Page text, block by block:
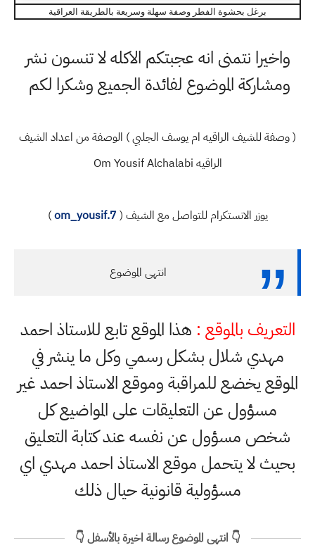
برغل بحشوة الفطر وصفة سهلة وسريعة بالطريقة العراقية
واخيرا نتمنى انه عجبتكم الاكله لا تنسون نشر
ومشاركة الموضوع لفائدة الجميع وشكرا لكم
( وصفة للشيف الراقيه ام يوسف الجلبي ) الوصفة من اعداد الشيف
الراقيه Om Yousif Alchalabi
يوزر الانستكرام للتواصل مع الشيف ( om_yousif.7
)
انتهى الموضوع
التعريف بالموقع : هذا الموقع تابع للاستاذ احمد
مهدي شلال بشكل رسمي وكل ما ينشر في
الموقع يخضع للمراقبة وموقع الاستاذ احمد غير
مسؤول عن التعليقات على المواضيع كل
شخص مسؤول عن نفسه عند كتابة التعليق
بحيث لا يتحمل موقع الاستاذ احمد مهدي اي
مسؤولية قانونية حيال ذلك
👇 انتهى الموضوع رسالة اخيرة بالأسفل 👇